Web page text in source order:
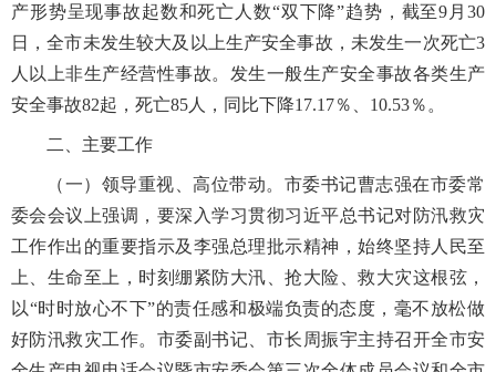
产形势呈现事故起数和死亡人数“双下降”趋势，截至9月30
日，全市未发生较大及以上生产安全事故，未发生一次死亡3
人以上非生产经营性事故。发生一般生产安全事故各类生产
安全事故82起，死亡85人，同比下降17.17％、10.53％。
二、主要工作
（一）领导重视、高位带动。市委书记曹志强在市委常
委会会议上强调，要深入学习贯彻习近平总书记对防汛救灾
工作作出的重要指示及李强总理批示精神，始终坚持人民至
上、生命至上，时刻绷紧防大汛、抢大险、救大灾这根弦，
以“时时放心不下”的责任感和极端负责的态度，毫不放松做
好防汛救灾工作。市委副书记、市长周振宇主持召开全市安